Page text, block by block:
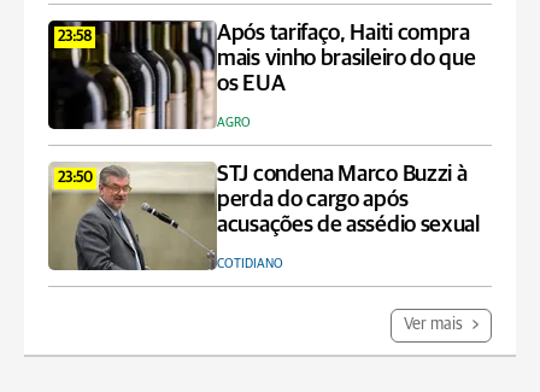
23:58
Após tarifaço, Haiti compra
mais vinho brasileiro do que
os EUA
AGRO
23:50
STJ condena Marco Buzzi à
perda do cargo após
acusações de assédio sexual
COTIDIANO
Ver mais